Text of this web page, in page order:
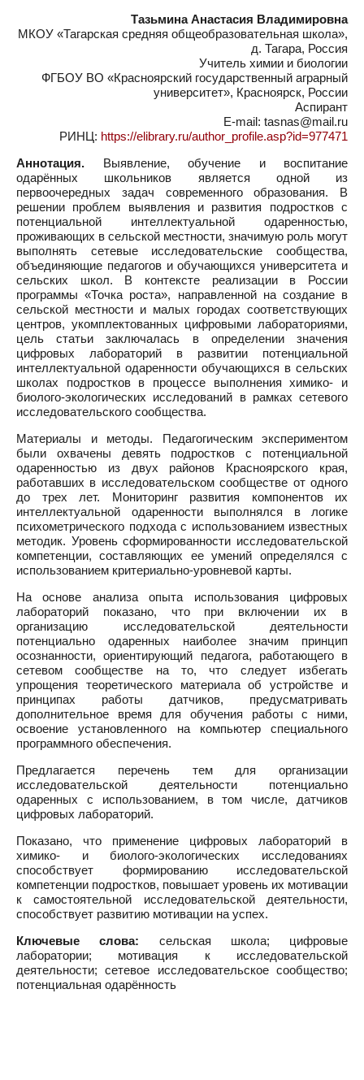
Тазьмина Анастасия Владимировна
МКОУ «Тагарская средняя общеобразовательная школа»,
д. Тагара, Россия
Учитель химии и биологии
ФГБОУ ВО «Красноярский государственный аграрный
университет», Красноярск, России
Аспирант
E-mail: tasnas@mail.ru
РИНЦ: https://elibrary.ru/author_profile.asp?id=977471
Аннотация. Выявление, обучение и воспитание
одарённых школьников является одной из
первоочередных задач современного образования. В
решении проблем выявления и развития подростков с
потенциальной интеллектуальной одаренностью,
проживающих в сельской местности, значимую роль могут
выполнять сетевые исследовательские сообщества,
объединяющие педагогов и обучающихся университета и
сельских школ. В контексте реализации в России
программы «Точка роста», направленной на создание в
сельской местности и малых городах соответствующих
центров, укомплектованных цифровыми лабораториями,
цель статьи заключалась в определении значения
цифровых лабораторий в развитии потенциальной
интеллектуальной одаренности обучающихся в сельских
школах подростков в процессе выполнения химико- и
биолого-экологических исследований в рамках сетевого
исследовательского сообщества.
Материалы и методы. Педагогическим экспериментом
были охвачены девять подростков с потенциальной
одаренностью из двух районов Красноярского края,
работавших в исследовательском сообществе от одного
до трех лет. Мониторинг развития компонентов их
интеллектуальной одаренности выполнялся в логике
психометрического подхода с использованием известных
методик. Уровень сформированности исследовательской
компетенции, составляющих ее умений определялся с
использованием критериально-уровневой карты.
На основе анализа опыта использования цифровых
лабораторий показано, что при включении их в
организацию исследовательской деятельности
потенциально одаренных наиболее значим принцип
осознанности, ориентирующий педагога, работающего в
сетевом сообществе на то, что следует избегать
упрощения теоретического материала об устройстве и
принципах работы датчиков, предусматривать
дополнительное время для обучения работы с ними,
освоение установленного на компьютер специального
программного обеспечения.
Предлагается перечень тем для организации
исследовательской деятельности потенциально
одаренных с использованием, в том числе, датчиков
цифровых лабораторий.
Показано, что применение цифровых лабораторий в
химико- и биолого-экологических исследованиях
способствует формированию исследовательской
компетенции подростков, повышает уровень их мотивации
к самостоятельной исследовательской деятельности,
способствует развитию мотивации на успех.
Ключевые слова: сельская школа; цифровые
лаборатории; мотивация к исследовательской
деятельности; сетевое исследовательское сообщество;
потенциальная одарённость